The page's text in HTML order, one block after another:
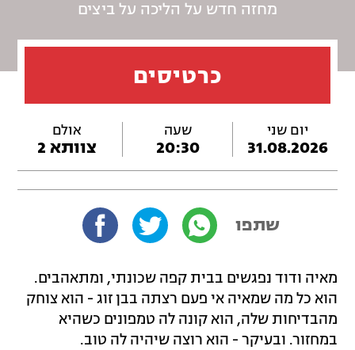
מחזה חדש על הליכה על ביצים
כרטיסים
יום שני
31.08.2026
שעה
20:30
אולם
צוותא 2
שתפו
מאיה ודוד נפגשים בבית קפה שכונתי, ומתאהבים.
הוא כל מה שמאיה אי פעם רצתה בבן זוג - הוא צוחק
מהבדיחות שלה, הוא קונה לה טמפונים כשהיא
במחזור. ובעיקר - הוא רוצה שיהיה לה טוב.